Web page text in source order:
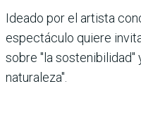
Ideado por el artista
espectáculo quiere
sobre "la sostenibilidad"
naturaleza".